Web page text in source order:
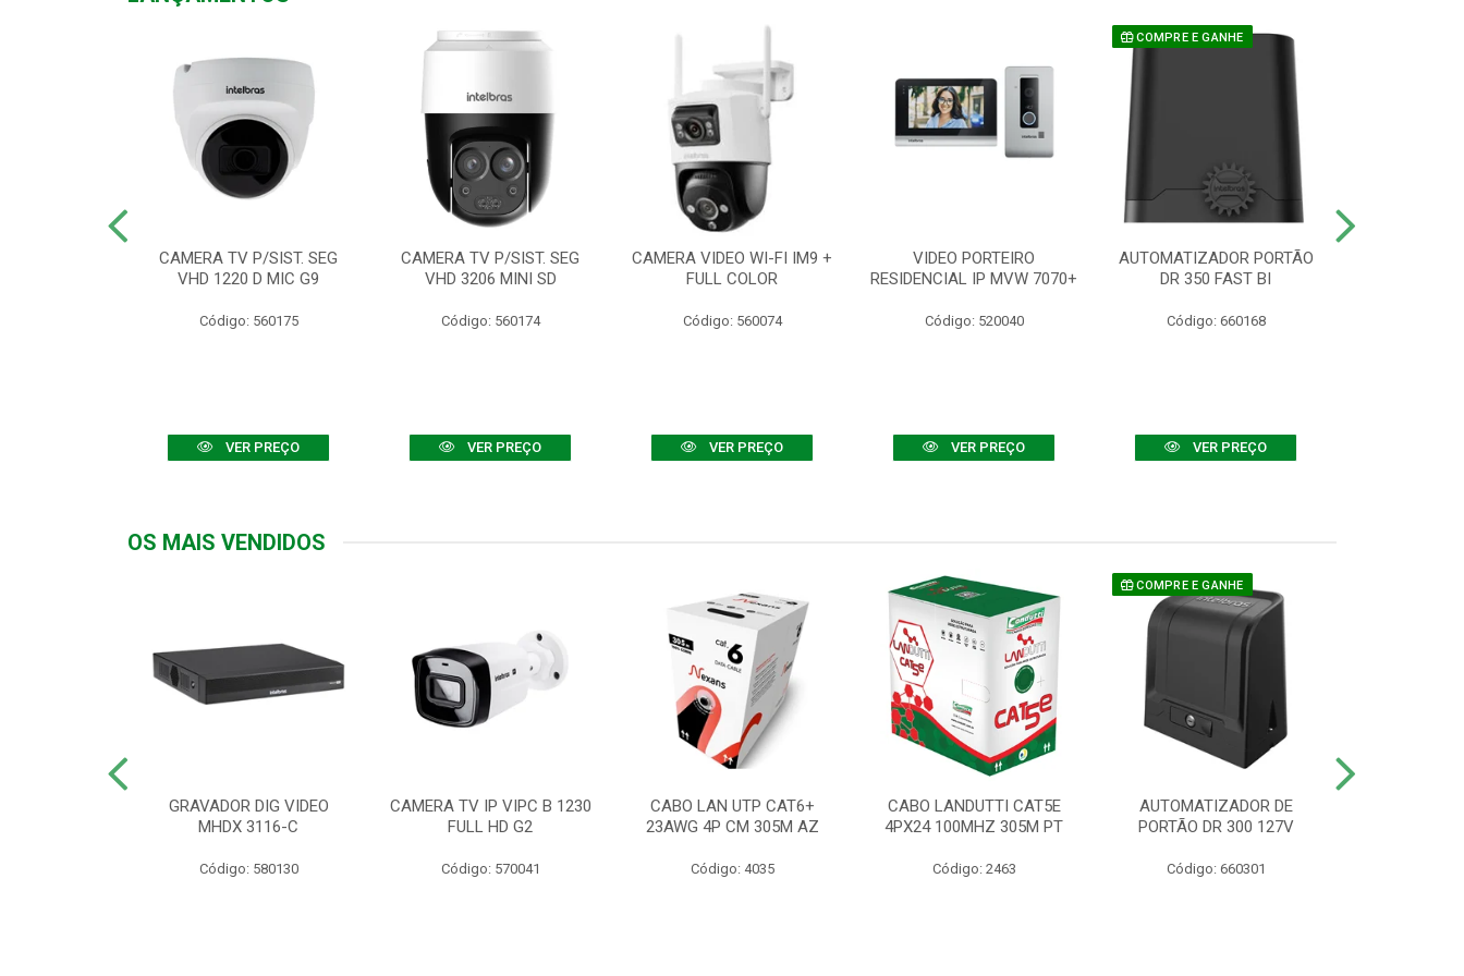
CAMERA TV P/SIST. SEG
VHD 1220 D MIC G9
Código: 560175
VER PREÇO
CAMERA TV P/SIST. SEG
VHD 3206 MINI SD
Código: 560174
VER PREÇO
CAMERA VIDEO WI-FI IM9 +
FULL COLOR
Código: 560074
VER PREÇO
VIDEO PORTEIRO
RESIDENCIAL IP MVW 7070+
Código: 520040
VER PREÇO
COMPRE E GANHE
AUTOMATIZADOR PORTÃO
DR 350 FAST BI
Código: 660168
VER PREÇO
OS MAIS VENDIDOS
GRAVADOR DIG VIDEO
MHDX 3116-C
Código: 580130
CAMERA TV IP VIPC B 1230
FULL HD G2
Código: 570041
CABO LAN UTP CAT6+
23AWG 4P CM 305M AZ
Código: 4035
CABO LANDUTTI CAT5E
4PX24 100MHZ 305M PT
Código: 2463
COMPRE E GANHE
AUTOMATIZADOR DE
PORTÃO DR 300 127V
Código: 660301